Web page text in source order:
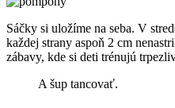
Sáčky si uložíme na seba. V
každej strany aspoň 2 cm
zábavy, kde si deti trénujú
A šup tancovať.